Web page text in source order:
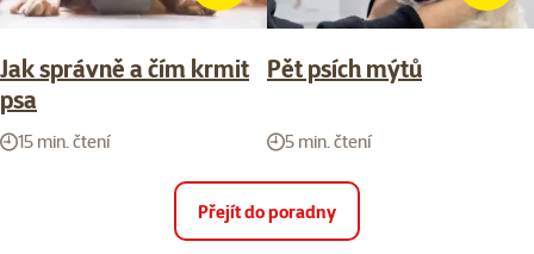
Jak správně a čím krmit
psa
15 min. čtení
Pět psích mýtů
5 min. čtení
Přejít do poradny